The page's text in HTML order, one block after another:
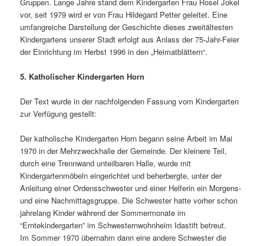
vor, seit 1979 wird er von Frau Hildegard Petter geleitet. Eine
umfangreiche Darstellung der Geschichte dieses zweitältesten
Kindergartens unserer Stadt erfolgt aus Anlass der 75-Jahr-Feier
der Einrichtung im Herbst 1996 in den „Heimatblättern“.
5. Katholischer Kindergarten Horn
Der Text wurde in der nachfolgenden Fassung vom Kindergarten
zur Verfügung gestellt:
Der katholische Kindergarten Horn begann seine Arbeit im Mai
1970 in der Mehrzweckhalle der Gemeinde. Der kleinere Teil,
durch eine Trennwand unteilbaren Halle, wurde mit
Kindergartenmöbeln eingerichtet und beherbergte, unter der
Anleitung einer Ordensschwester und einer Helferin ein Morgens-
und eine Nachmittagsgruppe. Die Schwester hatte vorher schon
jahrelang Kinder während der Sommermonate im
“Erntekindergarten” im Schwesternwohnheim Idastift betreut.
Im Sommer 1970 übernahm dann eine andere Schwester die